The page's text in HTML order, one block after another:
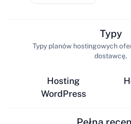
Hosting
WordPress
Typy
Typy planów hostingowych
dostawcę.